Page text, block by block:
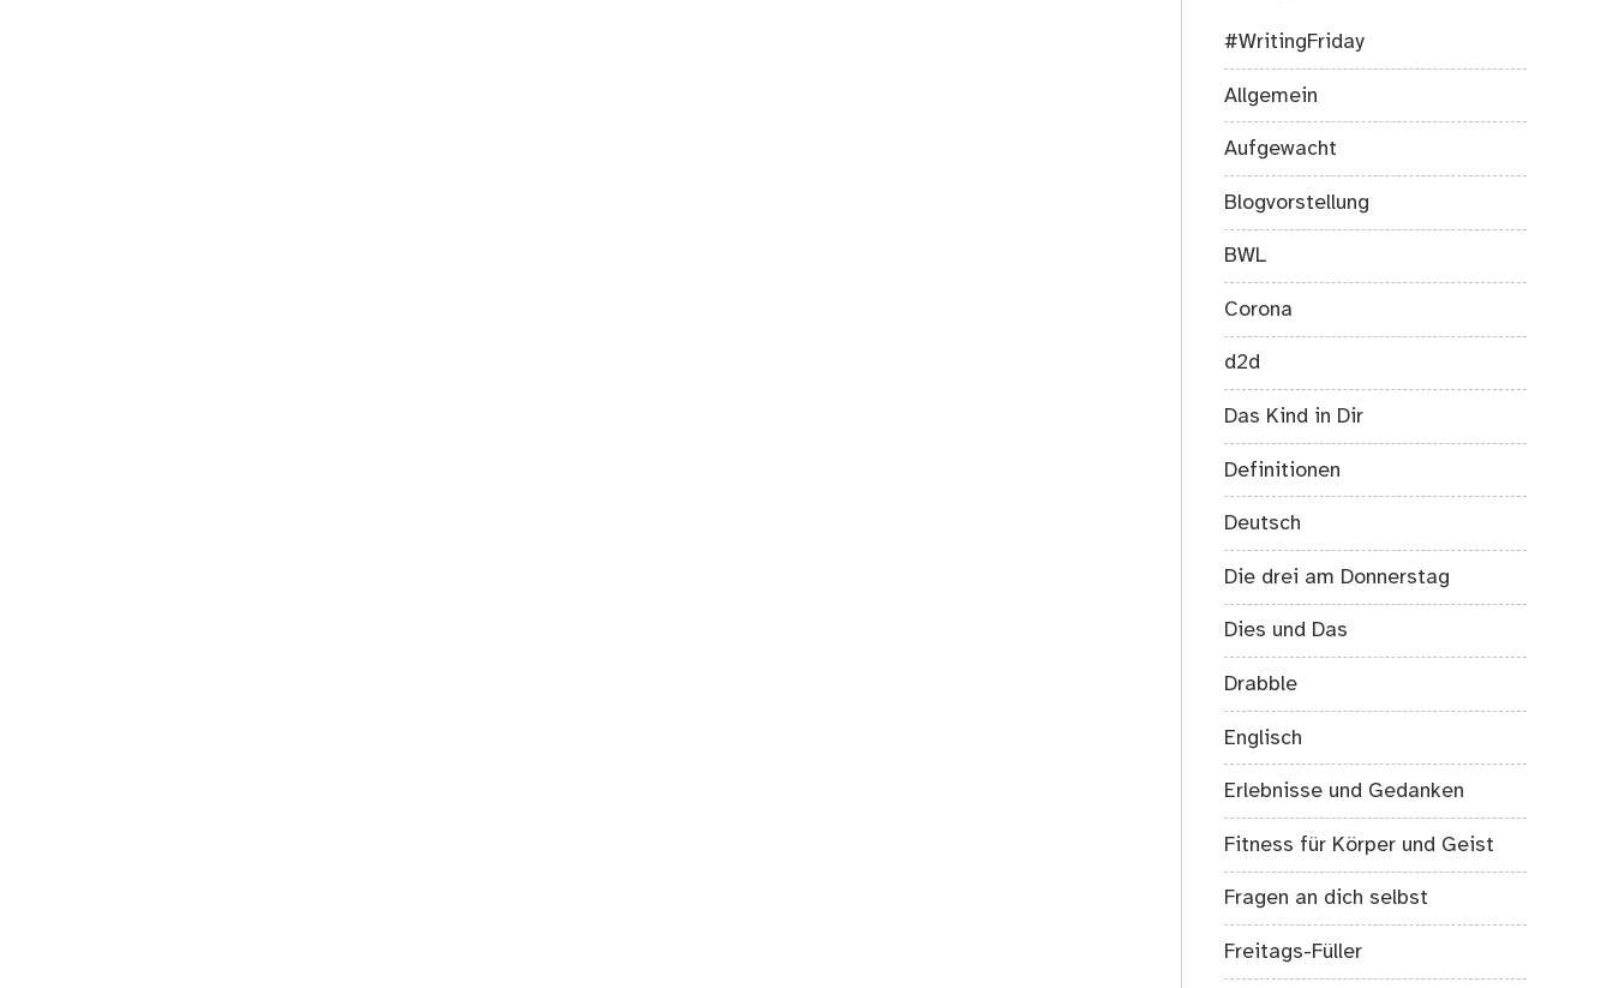
#WritingFriday
Allgemein
Aufgewacht
Blogvorstellung
BWL
Corona
d2d
Das Kind in Dir
Definitionen
Deutsch
Die drei am Donnerstag
Dies und Das
Drabble
Englisch
Erlebnisse und Gedanken
Fitness für Körper und Geist
Fragen an dich selbst
Freitags-Füller